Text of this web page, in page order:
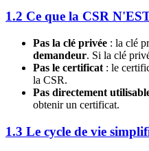
1.2 Ce que la CSR
Pas la clé privée : la clé
demandeur. Si la clé
Pas le certificat : le
la CSR.
Pas directement
obtenir un certificat.
1.3 Le cycle de vie